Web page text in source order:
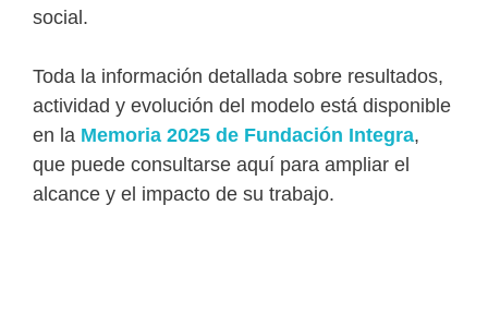
social.
Toda la información detallada sobre resultados,
actividad y evolución del modelo está disponible
en la Memoria 2025 de Fundación Integra,
que puede consultarse aquí para ampliar el
alcance y el impacto de su trabajo.